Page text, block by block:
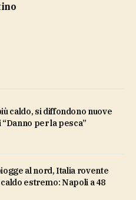
per la pesca”
estremo: Napoli a 48